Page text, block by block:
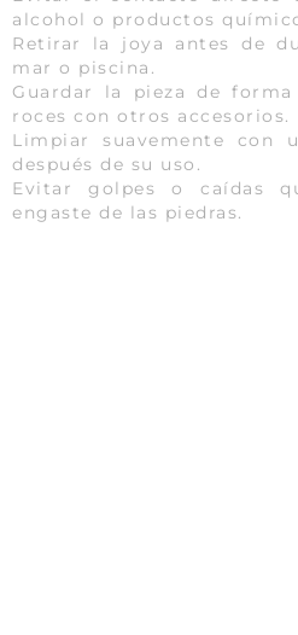
alcohol o productos
Retirar la joya antes de
mar o piscina.
Guardar la pieza de
roces con otros accesorios.
Limpiar suavemente con
después de su uso.
Evitar golpes o caídas
engaste de las piedras.